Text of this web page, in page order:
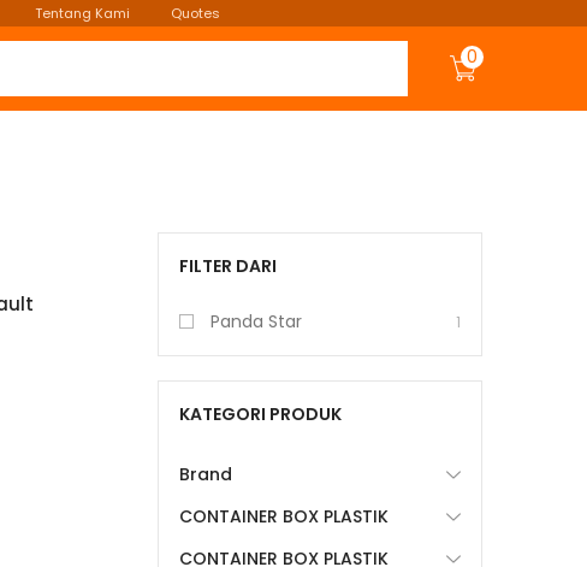
Tentang Kami Quotes
0
FILTER DARI
Panda Star 1
KATEGORI PRODUK
Brand
CONTAINER BOX PLASTIK
CONTAINER BOX PLASTIK